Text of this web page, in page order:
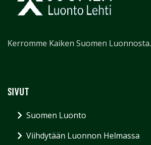
Kerromme Kaiken Suomen Luonnosta.
SIVUT
Suomen Luonto
Viihdytään Luonnon Helmassa